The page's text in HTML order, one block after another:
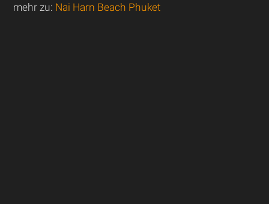
mehr zu: Nai Harn Beach Phuket